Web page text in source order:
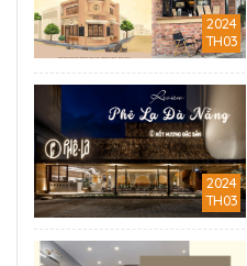
2024
TH03
2024
TH03